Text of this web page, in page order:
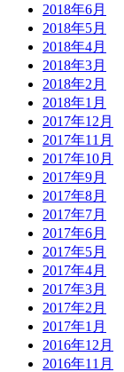
2018年6月
2018年5月
2018年4月
2018年3月
2018年2月
2018年1月
2017年12月
2017年11月
2017年10月
2017年9月
2017年8月
2017年7月
2017年6月
2017年5月
2017年4月
2017年3月
2017年2月
2017年1月
2016年12月
2016年11月